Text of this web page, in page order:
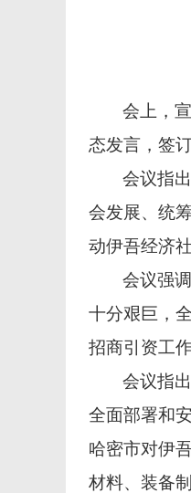
会上，
态发言，签
会议指
会发展、统
动伊吾经济
会议强
十分艰巨，
招商引资工
会议指
全面部署和
哈密市对伊
材料、装备